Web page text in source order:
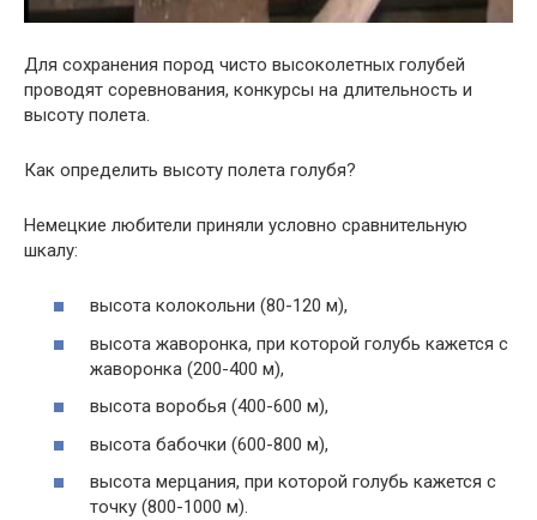
Для сохранения пород чисто высоколетных голубей
проводят соревнования, конкурсы на длительность и
высоту полета.
Как определить высоту полета голубя?
Немецкие любители приняли условно сравнительную
шкалу:
высота колокольни (80-120 м),
высота жаворонка, при которой голубь кажется с
жаворонка (200-400 м),
высота воробья (400-600 м),
высота бабочки (600-800 м),
высота мерцания, при которой голубь кажется с
точку (800-1000 м).